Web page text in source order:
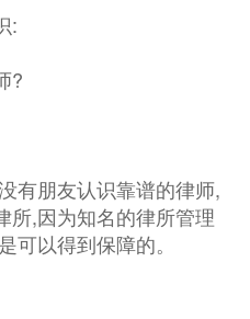
:
?
有朋友认识靠谱的律师,
所,因为知名的律所管理
可以得到保障的。